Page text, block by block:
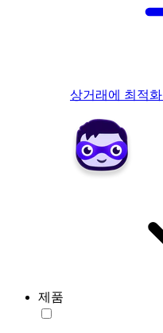
상거래에 최적
제품